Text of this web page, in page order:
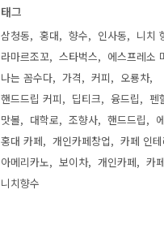
태그
삼청동 홍대 향수 인사동
니치
라마르조꼬
스타벅스
에스프레소
나는 꼼수다
가격 커피
오룡차
핸드드립 커피
딥티크 융드립
펜
맛볼
대학로 조향사 핸드드립
홍대 카페
개인카페창업
카페 인
아메리카노
보이차 개인카페 카페
니치향수